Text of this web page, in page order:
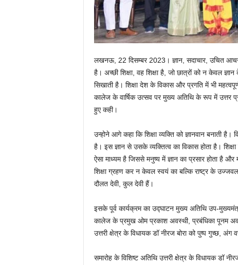
लखनऊ, 22 दिसम्बर 2023। ज्ञान, सदाचार, उचित आचरण,
है। अच्छी शिक्षा, वह शिक्षा है, जो छात्रों को न केवल
सिखाती है। शिक्षा देश के विकास और प्रगति में भी
कालेज के वार्षिक उत्सव पर मुख्य अतिथि के रूप में उत्तर
हुए कही।
उन्होने आगे कहा कि शिक्षा व्यक्ति को ज्ञानवान बनाती है।
है। इस ज्ञान से उसके व्यक्तित्व का विकास होता है।
ऐसा माध्यम है जिससे मनुष्य में ज्ञान का प्रसार होता है और
शिक्षा ग्रहण कर न केवल स्वयं का बल्कि राष्ट्र के उज्जवल
दौलत देवी, कुल देवी हैं।
इसके पूर्व कार्यक्रम का उद्घाटन मुख्य अतिथि उप-
कालेज के प्रमुख ओम प्रकाश अवस्थी, प्रबंधिका पूनम
उत्तरी क्षेत्र के विधायक डॉ नीरज बोरा को पुष्प गुच्छ,
समारोह के विशिष्ट अतिथि उत्तरी क्षेत्र के विधायक डॉ